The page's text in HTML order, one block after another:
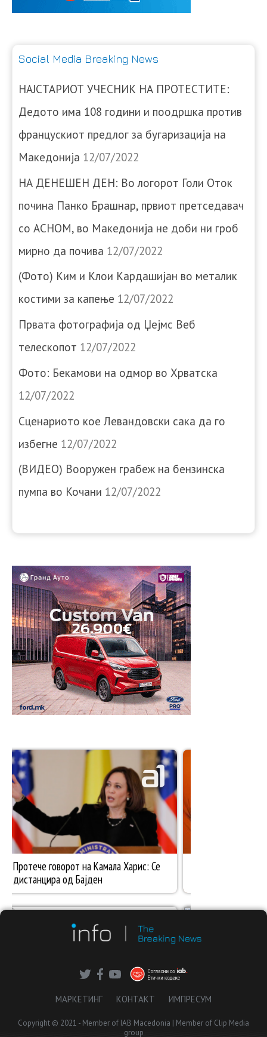
Social Media Breaking News
НАЈСТАРИОТ УЧЕСНИК НА ПРОТЕСТИТЕ:
Дедото има 108 години и поодршка против
францускиот предлог за бугаризација на
Македонија 12/07/2022
НА ДЕНЕШЕН ДЕН: Во логорот Голи Оток
почина Панко Брашнар, првиот претседавач
со АСНОМ, во Македонија не доби ни гроб
мирно да почива 12/07/2022
(Фото) Ким и Клои Кардашијан во металик
костими за капење 12/07/2022
Првата фотографија од Џејмс Веб
телескопот 12/07/2022
Фото: Бекамови на одмор во Хрватска
12/07/2022
Сценариото кое Левандовски сака да го
избегне 12/07/2022
(ВИДЕО) Вооружен грабеж на бензинска
пумпа во Кочани 12/07/2022
МАРКЕТИНГ КОНТАКТ ИМПРЕСУМ
Copyright © 2021 - Member of IAB Macedonia | Member of Clip Media
group